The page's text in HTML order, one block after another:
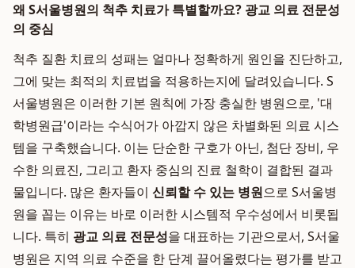
왜 S서울병원의 척추 치료가 특별할까요? 광교 의료 전문성
의 중심
척추 질환 치료의 성패는 얼마나 정확하게 원인을 진단하고,
그에 맞는 최적의 치료법을 적용하는지에 달려있습니다. S
서울병원은 이러한 기본 원칙에 가장 충실한 병원으로, '대
학병원급'이라는 수식어가 아깝지 않은 차별화된 의료 시스
템을 구축했습니다. 이는 단순한 구호가 아닌, 첨단 장비, 우
수한 의료진, 그리고 환자 중심의 진료 철학이 결합된 결과
물입니다. 많은 환자들이 신뢰할 수 있는 병원으로 S서울병
원을 꼽는 이유는 바로 이러한 시스템적 우수성에서 비롯됩
니다. 특히 광교 의료 전문성을 대표하는 기관으로서, S서울
병원은 지역 의료 수준을 한 단계 끌어올렸다는 평가를 받고